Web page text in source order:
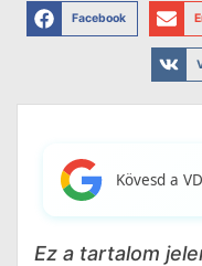
Facebook
Kövesd a
Ez a tartalom